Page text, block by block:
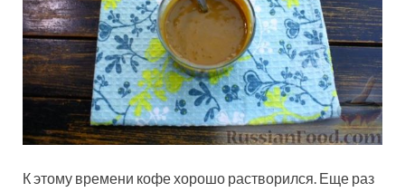
К этому времени кофе хорошо растворился. Еще раз